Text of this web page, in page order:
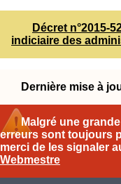
Décret n°2015-
indiciaire des
Dernière mise à
Malgré une
erreurs sont toujours
merci de les signaler
Webmestre